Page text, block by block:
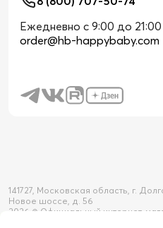
Ежедневно с 9:00 до 21:00
order@hb-happybaby.com
141727, Московская область, г.
Новое шоссе, д. 56
2026 © Официальный интернет-